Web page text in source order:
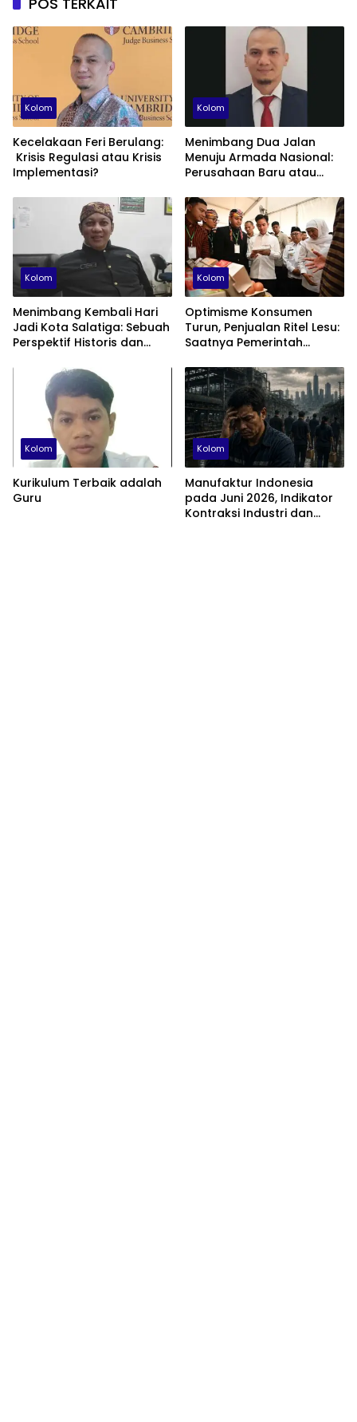
Kolom
Kecelakaan Feri Berulang:
Krisis Regulasi atau Krisis
Implementasi?
Kolom
Menimbang Dua Jalan
Menuju Armada Nasional:
Perusahaan Baru atau
Kolom
Menimbang Kembali Hari
Jadi Kota Salatiga: Sebuah
Perspektif Historis dan
Kolom
Optimisme Konsumen
Turun, Penjualan Ritel Lesu:
Saatnya Pemerintah
Fokus Membenahi Ekonomi
Domestik
Kolom
Kurikulum Terbaik adalah
Guru
Kolom
Manufaktur Indonesia
pada Juni 2026, Indikator
Kontraksi Industri dan